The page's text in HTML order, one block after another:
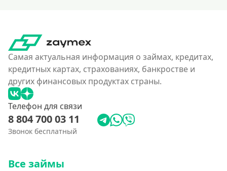
Самая актуальная информация о займах, кредитах,
кредитных картах, страхованиях, банкростве и
других финансовых продуктах страны.
Телефон для связи
8 804 700 03 11
Звонок бесплатный
Все займы